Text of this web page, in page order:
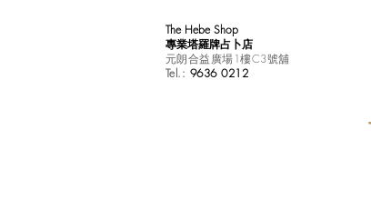
The Hebe Shop
專業塔羅牌占卜店
元朗合益廣場1樓C3號舖
Tel.: 9636 0212